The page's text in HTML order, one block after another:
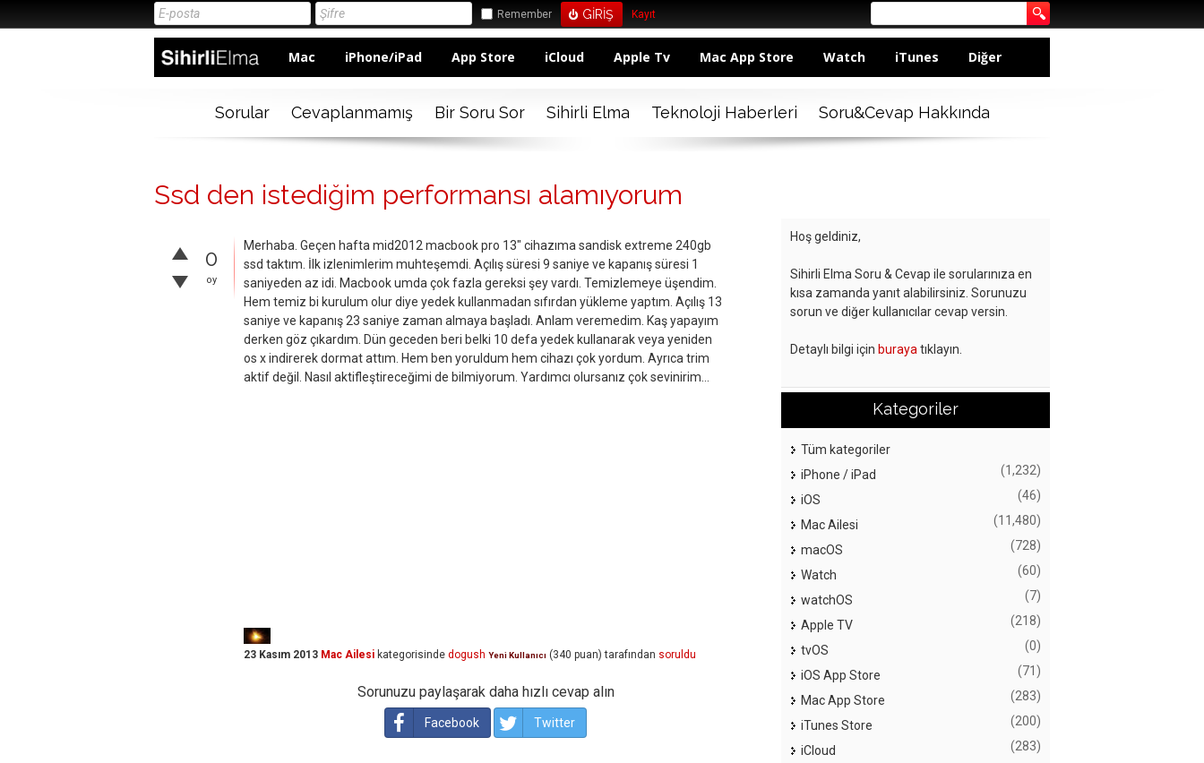
Remember Kayıt
Mac iPhone/iPad App Store iCloud Apple Tv Mac App Store Watch iTunes Diğer
Sorular Cevaplanmamış Bir Soru Sor Sihirli Elma Teknoloji Haberleri Soru&Cevap Hakkında
Ssd den istediğim performansı alamıyorum
0
oy
Merhaba. Geçen hafta mid2012 macbook pro 13" cihazıma sandisk extreme 240gb
ssd taktım. İlk izlenimlerim muhteşemdi. Açılış süresi 9 saniye ve kapanış süresi 1
saniyeden az idi. Macbook umda çok fazla gereksi şey vardı. Temizlemeye üşendim.
Hem temiz bi kurulum olur diye yedek kullanmadan sıfırdan yükleme yaptım. Açılış 13
saniye ve kapanış 23 saniye zaman almaya başladı. Anlam veremedim. Kaş yapayım
derken göz çıkardım. Dün geceden beri belki 10 defa yedek kullanarak veya yeniden
os x indirerek dormat attım. Hem ben yoruldum hem cihazı çok yordum. Ayrıca trim
aktif değil. Nasıl aktifleştireceğimi de bilmiyorum. Yardımcı olursanız çok sevinirim...
23 Kasım 2013 Mac Ailesi kategorisinde dogush Yeni Kullanıcı (340 puan) tarafından soruldu
Sorunuzu paylaşarak daha hızlı cevap alın
Facebook Twitter
Hoş geldiniz,
Sihirli Elma Soru & Cevap ile sorularınıza en
kısa zamanda yanıt alabilirsiniz. Sorunuzu
sorun ve diğer kullanıcılar cevap versin.
Detaylı bilgi için buraya tıklayın.
Kategoriler
Tüm kategoriler
iPhone / iPad
(1,232)
iOS (46)
Mac Ailesi (11,480)
macOS (728)
Watch (60)
watchOS (7)
Apple TV (218)
tvOS (0)
iOS App Store (71)
Mac App Store (283)
iTunes Store (200)
iCloud (283)